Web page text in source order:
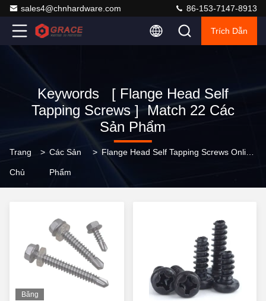
sales4@chnhardware.com 86-153-7147-8913
Trích Dẫn
Keywords [ Flange Head Self
Tapping Screws ] Match 22 Các
Sản Phẩm
Trang
Chủ
> Các Sản
Phẩm
>
Băng